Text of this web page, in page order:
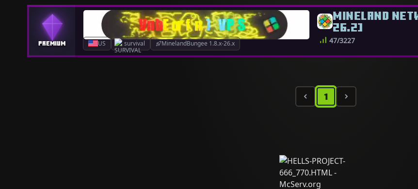
US survival MinelandBungee 1.8.x-26.x
MINELAND
26.2]
47/3227
1